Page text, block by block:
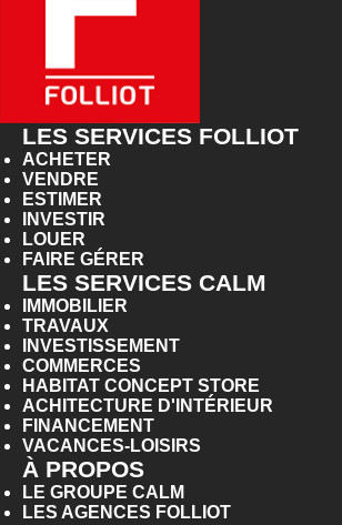
LES SERVICES FOLLIOT
ACHETER
VENDRE
ESTIMER
INVESTIR
LOUER
FAIRE GÉRER
LES SERVICES CALM
IMMOBILIER
TRAVAUX
INVESTISSEMENT
COMMERCES
HABITAT CONCEPT STORE
ACHITECTURE D'INTÉRIEUR
FINANCEMENT
VACANCES-LOISIRS
À PROPOS
LE GROUPE CALM
LES AGENCES FOLLIOT